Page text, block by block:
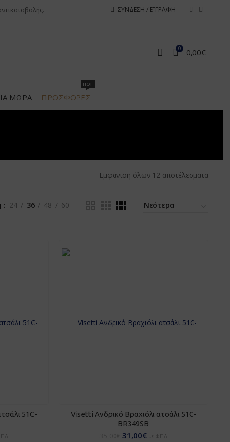
ΣΎΝΔΕΣΗ / ΕΓΓΡΑΦΉ
0 0,00€
ΜΩΡΆ ΠΡΟΣΦΟΡΕΣ
HOT
Εμφάνιση όλων 12 αποτέλεσματα
24 36 48 60
51C-
ΠΡΟΣΘΉΚΗ ΣΤΟ ΚΑΛΆΘΙ
Visetti Ανδρικό Βραχιόλι ατσάλι 51C-
BR349SB
31,00€ με ΦΠΑ